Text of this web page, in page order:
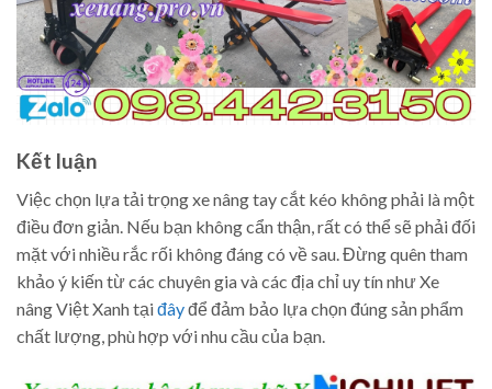
Kết luận
Việc chọn lựa tải trọng xe nâng tay cắt kéo không phải là một
điều đơn giản. Nếu bạn không cẩn thận, rất có thể sẽ phải đối
mặt với nhiều rắc rối không đáng có về sau. Đừng quên tham
khảo ý kiến từ các chuyên gia và các địa chỉ uy tín như Xe
nâng Việt Xanh tạiđâyđể đảm bảo lựa chọn đúng sản phẩm
chất lượng, phù hợp với nhu cầu của bạn.